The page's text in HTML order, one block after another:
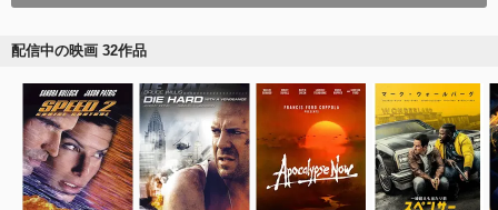
配信中の映画 32作品